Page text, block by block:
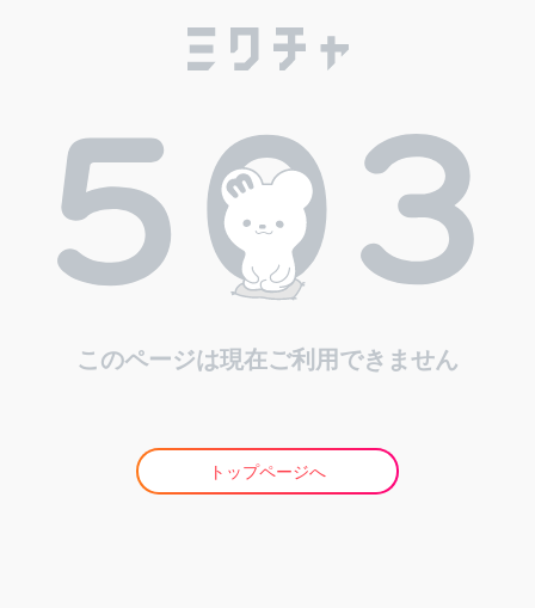
このページは現在ご利用できません